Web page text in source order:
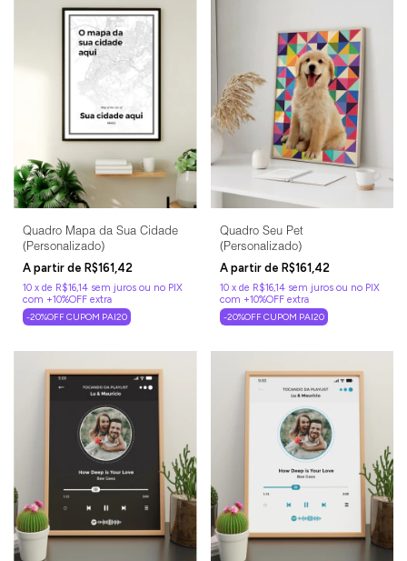
Quadro Mapa da Sua Cidade
(Personalizado)
R$161,42
10 x de R$16,14 sem juros
-20%OFF CUPOM PAI20
Quadro Seu Pet
(Personalizado)
R$161,42
10 x de R$16,14 sem juros
-20%OFF CUPOM PAI20